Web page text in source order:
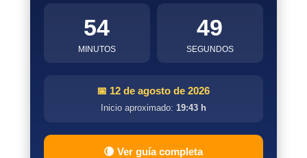
54
MINUTOS
48
SEGUNDOS
📅 12 de agosto de 2026
Inicio aproximado: 19:43 h
🌘 Ver guía completa